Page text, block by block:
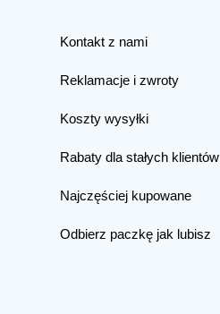
Kontakt z nami
Reklamacje i zwroty
Koszty wysyłki
Rabaty dla stałych klientów
Najczęściej kupowane
Odbierz paczkę jak lubisz